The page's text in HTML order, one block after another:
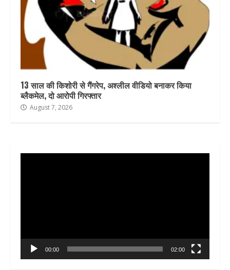
13 साल की किशोरी से गैंगरेप, अश्लील वीडियो बनाकर किया
ब्लैकमेल, दो आरोपी गिरफ्तार
August 7, 2026
00:00 02:00